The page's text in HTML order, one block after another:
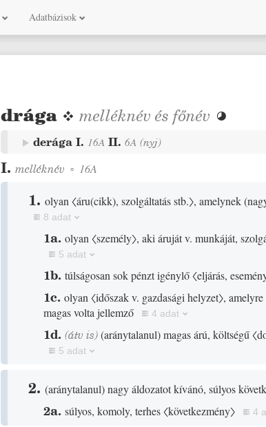
Adatbázisok
drága ❖melléknév és főnév 
derága I. 16A II.6A (nyj)
I.melléknév ◦ 16A
1.olyan〈áru(cikk), szolgáltatás stb.〉, amelynek(
8 adat
1a.olyan〈személy〉, aki áruját v. munkáját,
5 adat
1b.túlságosan sok pénzt igénylő〈eljárás,
1c.olyan〈időszak v. gazdasági helyzet〉,
magas volta jellemző
4 adat
1d.(átv is) (aránytalanul)magas árú, költségű
5 adat
2.(aránytalanul)nagy áldozatot kívánó, súlyos
2a.súlyos, komoly, terhes〈következmény〉 4